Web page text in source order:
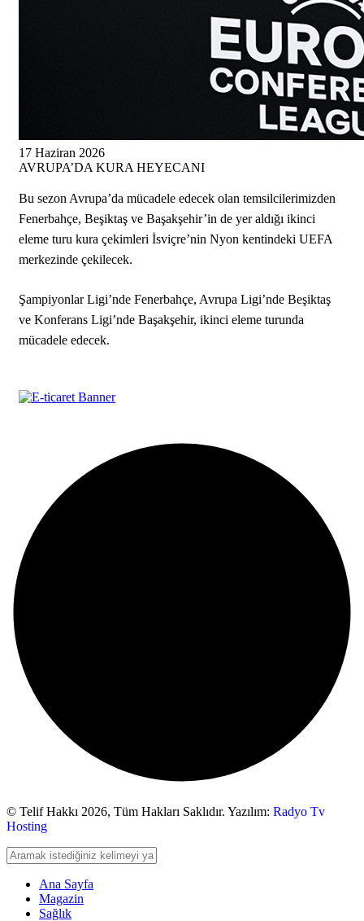
17 Haziran 2026
AVRUPA’DA KURA HEYECANI
Bu sezon Avrupa’da mücadele edecek olan temsilcilerimizden
Fenerbahçe, Beşiktaş ve Başakşehir’in de yer aldığı ikinci
eleme turu kura çekimleri İsviçre’nin Nyon kentindeki UEFA
merkezinde çekilecek.
Şampiyonlar Ligi’nde Fenerbahçe, Avrupa Ligi’nde Beşiktaş
ve Konferans Ligi’nde Başakşehir, ikinci eleme turunda
mücadele edecek.
© Telif Hakkı 2026, Tüm Hakları Saklıdır. Yazılım: Radyo Tv
Hosting
Ana Sayfa
Magazin
Sağlık